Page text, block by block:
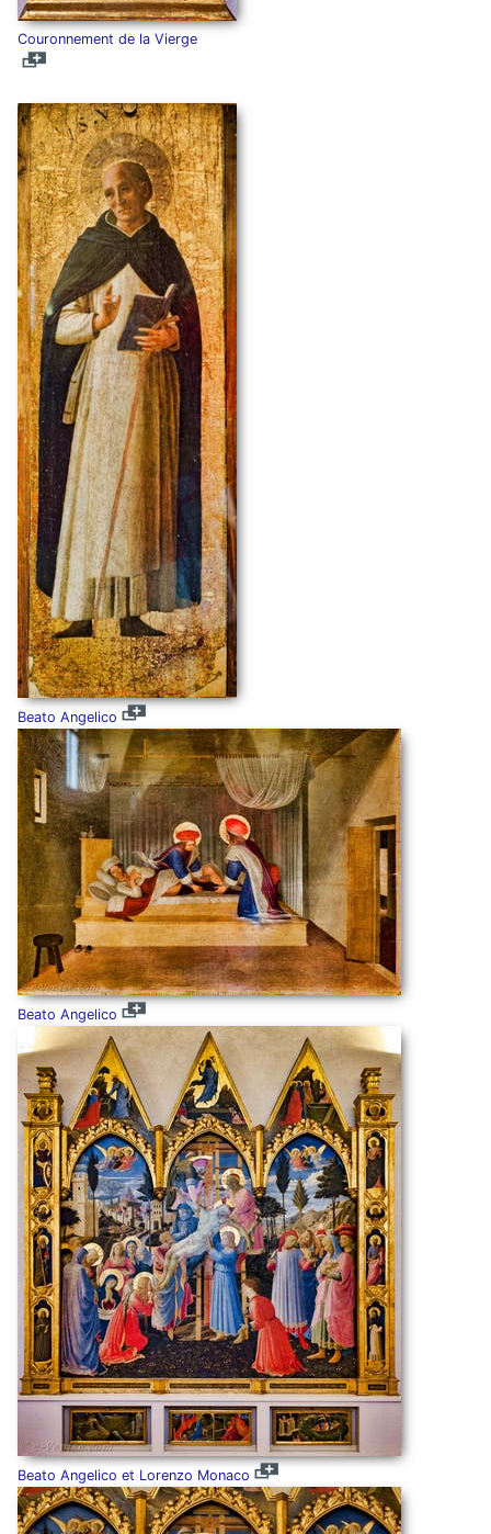
Couronnement de la Vierge
Beato Angelico
Beato Angelico
Beato Angelico et Lorenzo Monaco